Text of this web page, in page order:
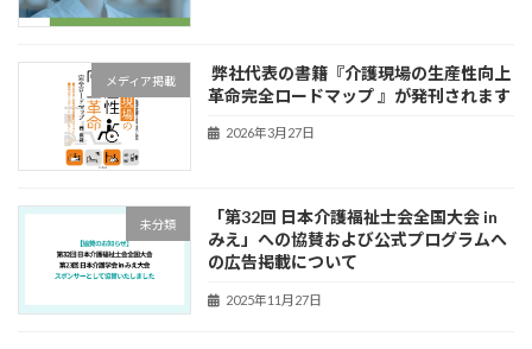
メディア掲載
弊社代表の書籍『介護現場の生産性向上
革命完全ロードマップ 』が発刊されます
2026年3月27日
未分類
「第32回 日本介護福祉士会全国大会 in
みえ」への協賛および公式プログラムへ
の広告掲載について
2025年11月27日